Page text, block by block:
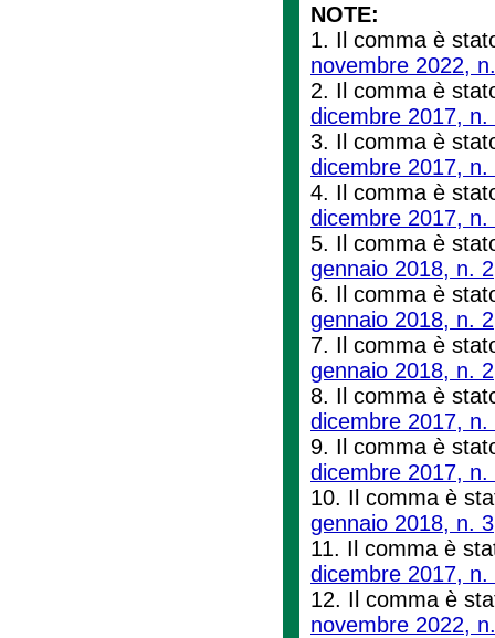
NOTE:
1. Il comma è
novembre 2022,
2. Il comma è
dicembre 2017, n.
3. Il comma è
dicembre 2017, n.
4. Il comma è
dicembre 2017, n.
5. Il comma è
gennaio 2018, n. 2
6. Il comma è
gennaio 2018, n. 2
7. Il comma è
gennaio 2018, n. 2
8. Il comma è
dicembre 2017, n.
9. Il comma è
dicembre 2017, n.
10. Il comma è
gennaio 2018, n. 3
11. Il comma è
dicembre 2017, n.
12. Il comma è
novembre 2022,